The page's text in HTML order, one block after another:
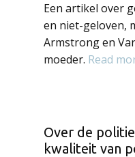
Een artikel over
en niet-geloven,
Armstrong en
moeder. Read
Over de
kwaliteit van